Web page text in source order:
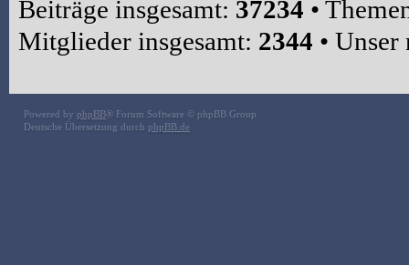
Beiträge insgesamt: 37234 •
Mitglieder insgesamt: 2344 •
Powered by phpBB® Forum Software © phpBB Group
Deutsche Übersetzung durch phpBB.de